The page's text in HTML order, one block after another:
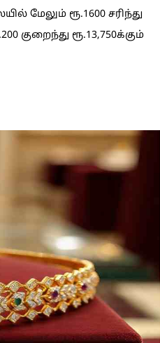
மேலும் ரூ.1600 சரிந்து
குறைந்து ரூ.13,750க்கும்